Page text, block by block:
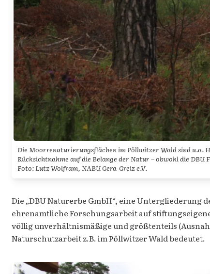
Die Moorrenaturierungsflächen im Pöllwitzer Wald sind
Rücksichtnahme auf die Belange der Natur – obwohl die DBU
Foto: Lutz Wolfram, NABU Gera-Greiz e.V.
Die „DBU Naturerbe GmbH“, eine Untergliederung
ehrenamtliche Forschungsarbeit auf
völlig unverhältnismäßige und größtenteils
Naturschutzarbeit z.B. im Pöllwitzer Wald bedeutet.